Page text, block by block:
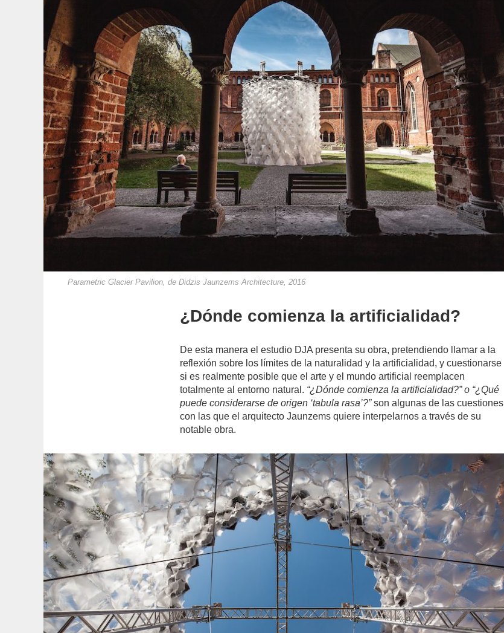
Parametric Glacier Pavilion, de Didzis Jaunzems Architecture, 2016
¿Dónde comienza la artificialidad?
De esta manera el estudio DJA presenta su obra, pretendiendo llamar a la
reflexión sobre los límites de la naturalidad y la artificialidad, y cuestionarse
si es realmente posible que el arte y el mundo artificial reemplacen
totalmente al entorno natural. “¿Dónde comienza la artificialidad?” o “¿Qué
puede considerarse de origen ‘tabula rasa’?”son algunas de las cuestiones
con las que el arquitecto Jaunzems quiere interpelarnos a través de su
notable obra.